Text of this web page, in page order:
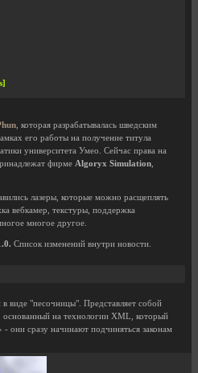
, которая разрабатывалась шведским
его работы на получение титула
университета Умео. Сейчас права на
фирме Algoryx Simulation
лазеры, которые можно расщеплять
вебкамер, текстуры, поддержка
многое другое.
Список изменений внутри новости.
виде "песочницы". Представляет собой
на технологии XML, который
- они сразу начинают подчиняться законам